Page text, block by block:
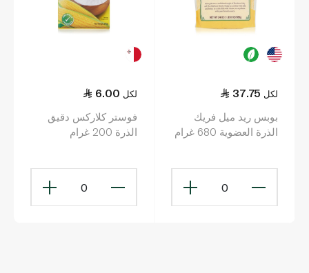
37.75 لكل
بوبس ريد ميل فريك
الذرة العضوية 680 غرام
0
6.00 لكل
فوستر كلاركس دقيق
الذرة 200 غرام
0